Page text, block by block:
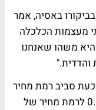
טראמפ, אשר סיים אמש את יומו ה-13 בביקורו באסיה, אמר
מעצמות הכלכלה
היא משהו שאנחנו
הזהב עלה 0.1% ונסחר כעת סביב רמת מחיר
של 1283 דולר לאונקיה, הנפט עלה 0.1% לרמת מחיר של